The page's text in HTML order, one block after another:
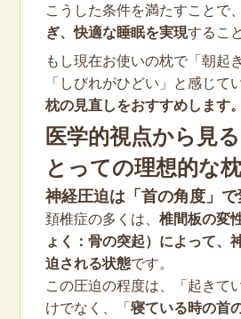
こうした条件を満たすことで、
ぎ、快適な睡眠を実現するこ
もし現在お使いの枕で「朝起
「しびれがひどい」と感じて
枕の見直しをおすすめします。
医学的視点から見
とっての理想的な
神経圧迫は「首の角度」で
頚椎症の多くは、 椎間板の変
ょく：骨の突起）によって、
迫される状態です。
この圧迫の程度は、「起きて
けでなく、「 寝ている時の首